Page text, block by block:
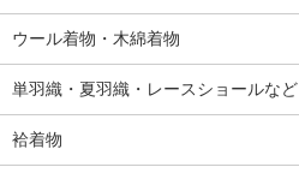
ウール着物・木綿着物
単羽織・夏羽織・レースショールなど
袷着物